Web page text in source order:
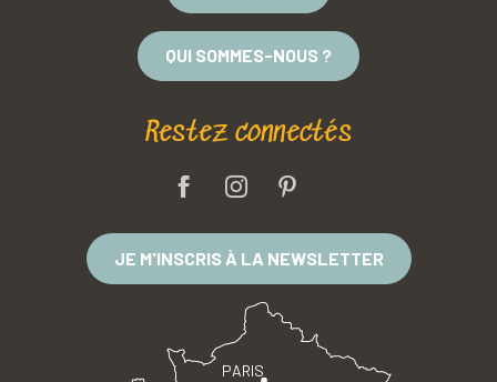
QUI SOMMES-NOUS ?
Restez connectés
JE M'INSCRIS À LA NEWSLETTER
PARIS